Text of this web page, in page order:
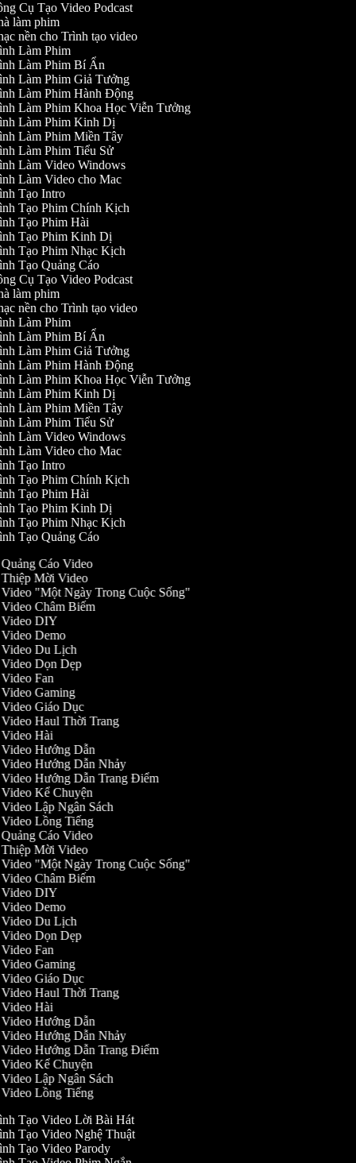
Cụ Tạo Video Podcast
làm phim
nền cho Trình tạo video
Làm Phim
Làm Phim Bí Ẩn
Làm Phim Giả Tưởng
Làm Phim Hành Động
Làm Phim Khoa Học Viễn Tưởng
Làm Phim Kinh Dị
Làm Phim Miền Tây
Làm Phim Tiểu Sử
Làm Video Windows
Làm Video cho Mac
Tạo Intro
Tạo Phim Chính Kịch
Tạo Phim Hài
Tạo Phim Kinh Dị
Tạo Phim Nhạc Kịch
Tạo Quảng Cáo
Cụ Tạo Video Podcast
làm phim
nền cho Trình tạo video
Làm Phim
Làm Phim Bí Ẩn
Làm Phim Giả Tưởng
Làm Phim Hành Động
Làm Phim Khoa Học Viễn Tưởng
Làm Phim Kinh Dị
Làm Phim Miền Tây
Làm Phim Tiểu Sử
Làm Video Windows
Làm Video cho Mac
Tạo Intro
Tạo Phim Chính Kịch
Tạo Phim Hài
Tạo Phim Kinh Dị
Tạo Phim Nhạc Kịch
Tạo Quảng Cáo
Quảng Cáo Video
Thiệp Mời Video
Video "Một Ngày Trong Cuộc Sống"
Video Châm Biếm
Video DIY
Video Demo
Video Du Lịch
Video Dọn Dẹp
Video Fan
Video Gaming
Video Giáo Dục
Video Haul Thời Trang
Video Hài
Video Hướng Dẫn
Video Hướng Dẫn Nhảy
Video Hướng Dẫn Trang Điểm
Video Kể Chuyện
Video Lập Ngân Sách
Video Lồng Tiếng
Quảng Cáo Video
Thiệp Mời Video
Video "Một Ngày Trong Cuộc Sống"
Video Châm Biếm
Video DIY
Video Demo
Video Du Lịch
Video Dọn Dẹp
Video Fan
Video Gaming
Video Giáo Dục
Video Haul Thời Trang
Video Hài
Video Hướng Dẫn
Video Hướng Dẫn Nhảy
Video Hướng Dẫn Trang Điểm
Video Kể Chuyện
Video Lập Ngân Sách
Video Lồng Tiếng
Tạo Video Lời Bài Hát
Tạo Video Nghệ Thuật
Tạo Video Parody